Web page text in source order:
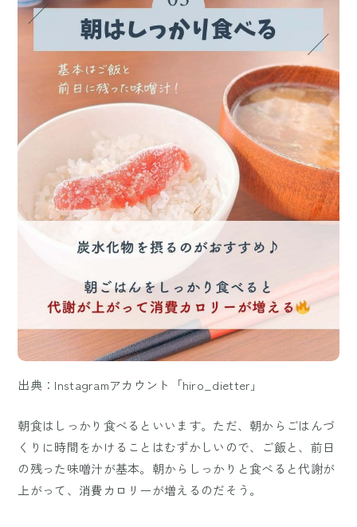
出典：Instagramアカウント「hiro_dietter」
朝食はしっかり食べるといいます。ただ、朝からごはんづ
くりに時間をかけることはむずかしいので、ご飯と、前日
の残った味噌汁が基本。朝からしっかりと食べると代謝が
上がって、消費カロリーが増えるのだそう。